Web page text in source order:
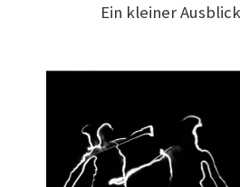
Ein kleiner